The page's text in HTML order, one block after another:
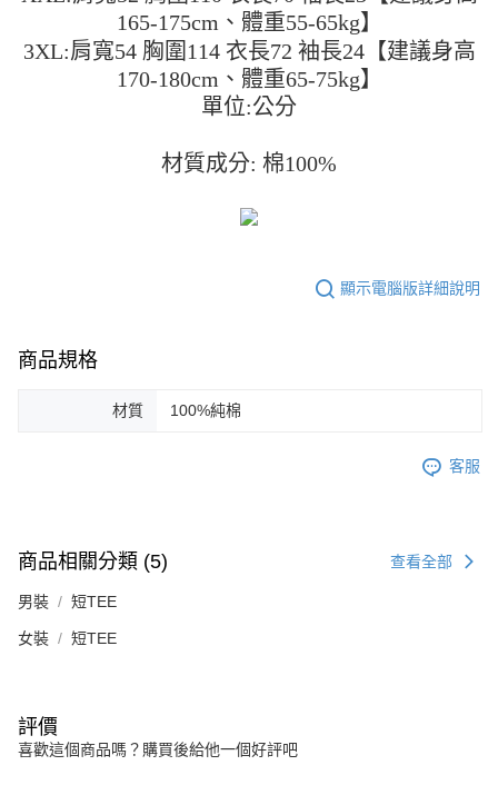
買賣價金債權讓與本公司後，依約使用本公司帳單繳交帳款。
2.基於同意付款使用「大哥付你分期」之契約關係目的，商店將以您的個人
資料（包含姓名、電話或地址）提供予台灣大哥大進項蒐集、處理及利用，
由本公司與您本人進行分期帳單所需資料之確認、核對及更正。
3.完整用戶服務條款，請詳閱以下連結：https://oppay.tw/userRule
購買商品的店家。未經商家同意取消之訂單仍視為有效，需透過AFTEE先享
後付繳納相關費用。
※ 交易是否成功請以「AFTEE先享後付 」之結帳頁面顯示為準，若有關於
是否繳費成功／繳費後需取消欲退款等相關疑問，請聯繫「AFTEE先享後付
客戶支援中心」https://netprotections.freshdesk.com/support/home
易，需依本服務之必要範圍內提供個人資料，並將交易相關給付款項請求債
２．關於個人資料處理事宜，請瀏覽以下網址：
請求用戶進行身份認證。
５．嚴禁一人註冊多個帳號或使用他人資訊註冊。若發現惡意使用之情形，
每筆NT$45，滿NT$499(含以上)免運費
付款 後7-11取貨
每筆NT$45，滿NT$499(含以上)免運費
每筆NT$70，滿NT$499(含以上)免運費
165-175cm、體重55-65kg】
3XL:肩寬54 胸圍114 衣長72 袖長24【建議身高
170-180cm、體重65-75kg】
單位:公分
材質成分: 棉100%
顯示電腦版詳細說明
商品規格
材質 100%純棉
客服
商品相關分類 (5) 查看全部
男裝 短TEE
女裝 短TEE
評價
喜歡這個商品嗎？購買後給他一個好評吧